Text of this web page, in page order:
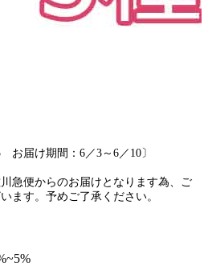
お届け期間：6／3～6／10〕
急便からのお届けとなります為、ご
ます。予めご了承ください。